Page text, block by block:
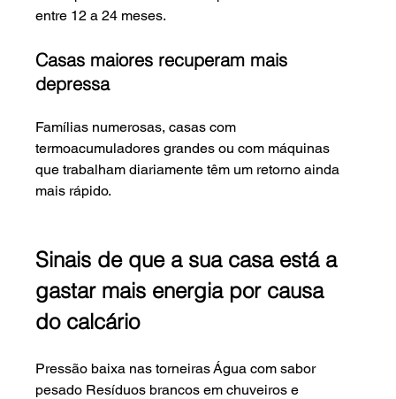
entre 12 a 24 meses.
Casas maiores recuperam mais
depressa
Famílias numerosas, casas com
termoacumuladores grandes ou com máquinas
que trabalham diariamente têm um retorno ainda
mais rápido.
Sinais de que a sua casa está a
gastar mais energia por causa
do calcário
Pressão baixa nas torneiras Água com sabor
pesado Resíduos brancos em chuveiros e